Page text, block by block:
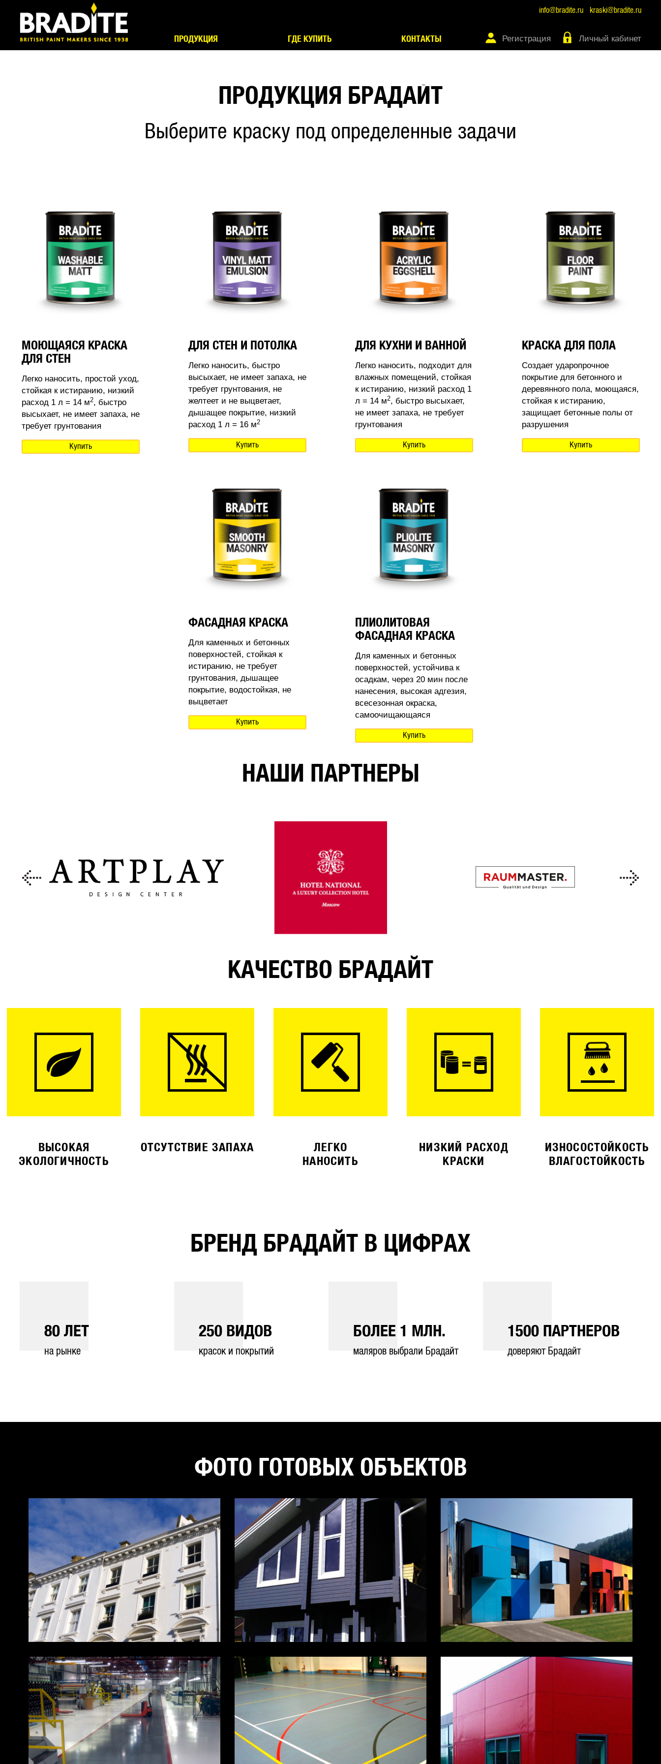
info@bradite.ru kraski@bradite.ru
ПРОДУКЦИЯ ГДЕ КУПИТЬ КОНТАКТЫ Регистрация Личный кабинет
ПРОДУКЦИЯ БРАДАЙТ
Выберите краску под определенные задачи
МОЮЩАЯСЯ КРАСКА
ДЛЯ СТЕН
Легко наносить, простой уход,
стойкая к истиранию, низкий
расход 1 л = 14 м2, быстро
высыхает, не имеет запаха, не
требует грунтования
Купить
ДЛЯ СТЕН И ПОТОЛКА
Легко наносить, быстро
высыхает, не имеет запаха, не
требует грунтования, не
желтеет и не выцветает,
дышащее покрытие, низкий
расход 1 л = 16 м2
Купить
ДЛЯ КУХНИ И ВАННОЙ
Легко наносить, подходит для
влажных помещений, стойкая
к истиранию, низкий расход 1
л = 14 м2, быстро высыхает,
не имеет запаха, не требует
грунтования
Купить
КРАСКА ДЛЯ ПОЛА
Создает ударопрочное
покрытие для бетонного и
деревянного пола, моющаяся,
стойкая к истиранию,
защищает бетонные полы от
разрушения
Купить
ФАСАДНАЯ КРАСКА
Для каменных и бетонных
поверхностей, стойкая к
истиранию, не требует
грунтования, дышащее
покрытие, водостойкая, не
выцветает
Купить
ПЛИОЛИТОВАЯ
ФАСАДНАЯ КРАСКА
Для каменных и бетонных
поверхностей, устойчива к
осадкам, через 20 мин после
нанесения, высокая адгезия,
всесезонная окраска,
самоочищающаяся
Купить
НАШИ ПАРТНЕРЫ
Previous
КАЧЕСТВО БРАДАЙТ
ВЫСОКАЯ
ЭКОЛОГИЧНОСТЬ
ОТСУТСТВИЕ ЗАПАХА
ЛЕГКО
НАНОСИТЬ
НИЗКИЙ РАСХОД
КРАСКИ
ИЗНОСОСТОЙКОСТЬ
ВЛАГОСТОЙКОСТЬ
БРЕНД БРАДАЙТ В ЦИФРАХ
80 ЛЕТ
на рынке
250 ВИДОВ
красок и покрытий
БОЛЕЕ 1 МЛН.
маляров выбрали Брадайт
1500 ПАРТНЕРОВ
доверяют Брадайт
ФОТО ГОТОВЫХ ОБЪЕКТОВ